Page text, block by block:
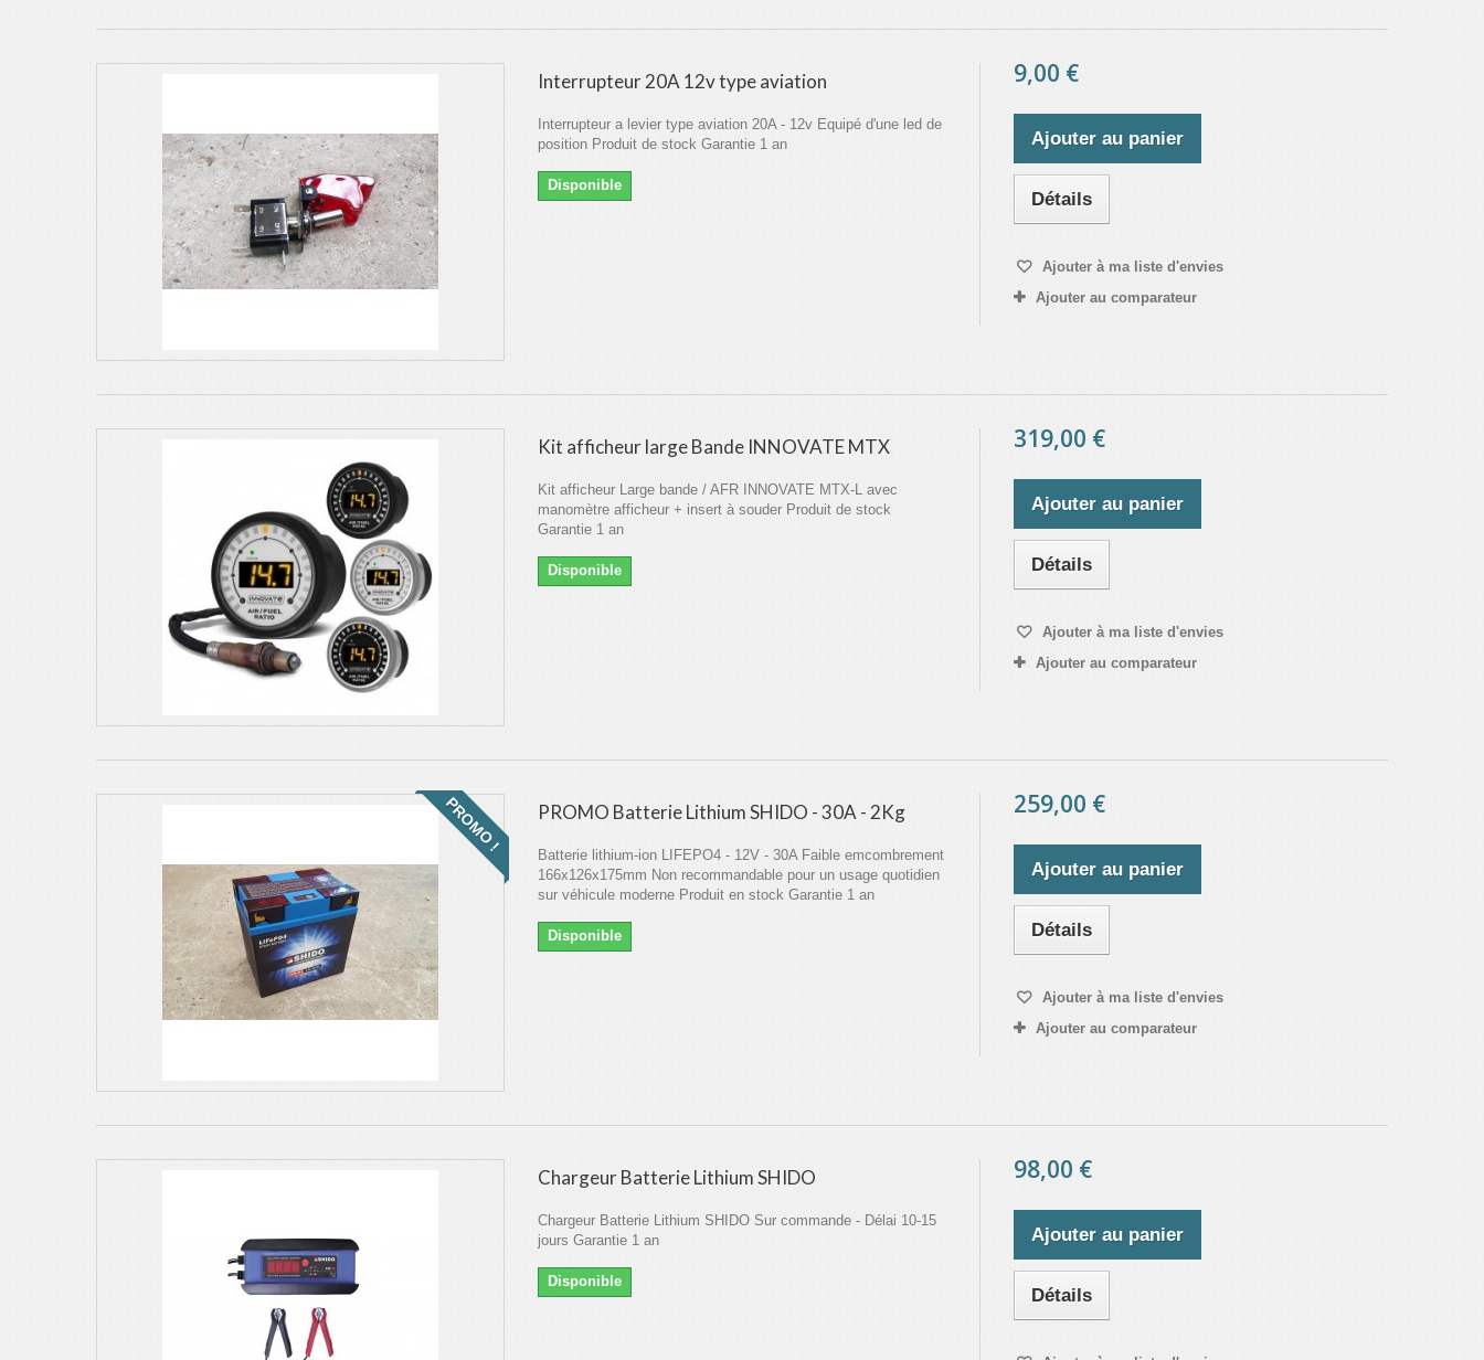
Interrupteur 20A 12v type aviation
Interrupteur a levier type aviation 20A - 12v Equipé d'une led de
position Produit de stock Garantie 1 an
Disponible
9,00 €
Ajouter au panier
Détails
Ajouter à ma liste d'envies
Ajouter au comparateur
Kit afficheur large Bande INNOVATE MTX
Kit afficheur Large bande / AFR INNOVATE MTX-L avec
manomètre afficheur + insert à souder Produit de stock
Garantie 1 an
Disponible
319,00 €
Ajouter au panier
Détails
Ajouter à ma liste d'envies
Ajouter au comparateur
PROMO ! PROMO Batterie Lithium SHIDO - 30A - 2Kg
Batterie lithium-ion LIFEPO4 - 12V - 30A Faible emcombrement
166x126x175mm Non recommandable pour un usage quotidien
sur véhicule moderne Produit en stock Garantie 1 an
Disponible
259,00 €
Ajouter au panier
Détails
Ajouter à ma liste d'envies
Ajouter au comparateur
Chargeur Batterie Lithium SHIDO
Chargeur Batterie Lithium SHIDO Sur commande - Délai 10-15
jours Garantie 1 an
Disponible
98,00 €
Ajouter au panier
Détails